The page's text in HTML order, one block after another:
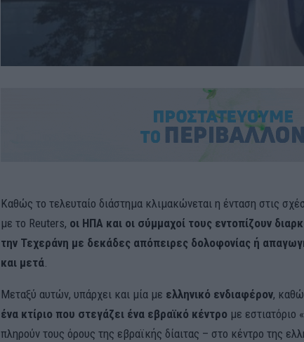
Καθώς το τελευταίο διάστημα κλιμακώνεται η ένταση στις
με το Reuters, οι ΗΠΑ και οι σύμμαχοί τους εντοπίζουν
την Τεχεράνη με δεκάδες απόπειρες δολοφονίας ή
και μετά.
Μεταξύ αυτών, υπάρχει και μία με ελληνικό ενδιαφέρον,
ένα κτίριο που στεγάζει ένα εβραϊκό κέντρο με εστιατόριο
πληρούν τους όρους της εβραϊκής δίαιτας – στο κέντρο της